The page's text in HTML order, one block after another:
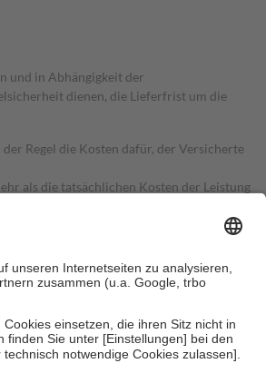
und in Abhängigkeit der
dienen, die Lieferfrist um die
Regel die Kosten dafür, der Versicherte
als die tatsächlichen Kosten der Leistung